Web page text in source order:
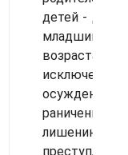
детей - до
младшим
возраста
исключением
раничению
лишению